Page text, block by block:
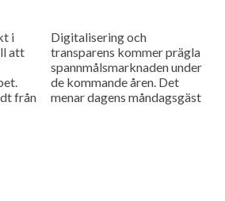
i
att
från
Digitalisering och
transparens kommer prägla
spannmålsmarknaden under
de kommande åren. Det
menar dagens måndagsgäst